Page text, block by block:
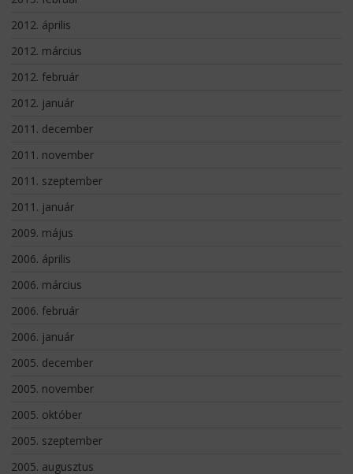
2012. április
2012. március
2012. február
2012. január
2011. december
2011. november
2011. szeptember
2011. január
2009. május
2006. április
2006. március
2006. február
2006. január
2005. december
2005. november
2005. október
2005. szeptember
2005. augusztus